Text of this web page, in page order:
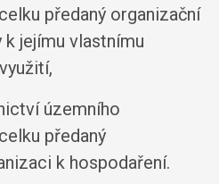
předaný organizační
jejímu vlastnímu
územního
předaný
k hospodaření.